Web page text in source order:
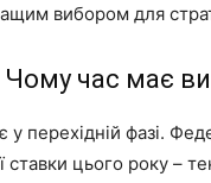
вибором для
час має
перехідній фазі.
цього року –